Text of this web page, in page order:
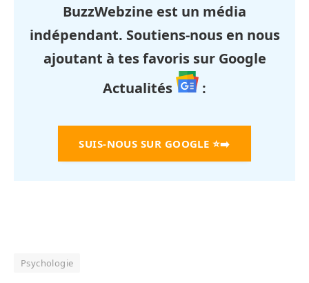
BuzzWebzine est un média
indépendant. Soutiens-nous en nous
ajoutant à tes favoris sur Google
Actualités
:
SUIS-NOUS SUR GOOGLE ⭐➡️
Psychologie